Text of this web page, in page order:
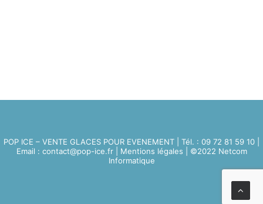
POP ICE – VENTE GLACES POUR EVENEMENT | Tél. : 09 72 81 59 10 |
Email : contact@pop-ice.fr | Mentions légales | ©2022 Netcom
Informatique